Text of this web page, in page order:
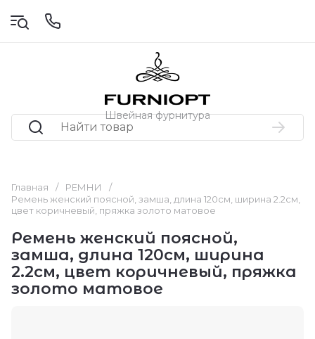
Швейная фурнитура
Главная / РЕМНИ
/
Ремень женский поясной, замша, длина 120см, ширина 2.2см,
цвет коричневый, пряжка золото матовое
Ремень женский поясной,
замша, длина 120см, ширина
2.2см, цвет коричневый, пряжка
золото матовое